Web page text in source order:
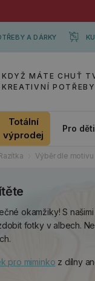
A DÁRKY
KDYŽ MÁTE CHUŤ
KREATIVNÍ
Totální
výprodej
Pro děti
Výběr dle motivu
okamžiky! S
fotky v albech.
pro miminko z dílny